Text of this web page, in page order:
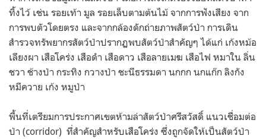
ทิ้งไว้ เช่น รอยเท้า มูล รอยเล็บตามต้นไม้ จากการฟังเสียง จาก
การพบตัวโดยตรง และจากกล้องดักถ่ายภาพสัตว์ป่า การเดิน
สำรวจทรัพยากรสัตว์ป่าปรากฏพบสัตว์ป่าสำคัญๆ ได้แก่ เก้งหม้อ
เลียงผา เสือโคร่ง เสือดำ เสือดาว เสือลายเมฆ เสือไฟ หมาใน ลิ่น
ชวา ช้างป่า กระทิง กวางป่า ชะนีธรรมดา นกกก นกแก๊ก ลิงกัง
หมีควาย เก้ง หมูป่า
พื้นที่เตรียมการประกาศเขตห้ามล่าสัตว์ป่าศรีสวัสดิ์ แนวเชื่อมต่อ
ป่า (corridor) ที่สำคัญสำหรับเสือโคร่ง ซึ่งถูกจัดให้เป็นสัตว์ป่า